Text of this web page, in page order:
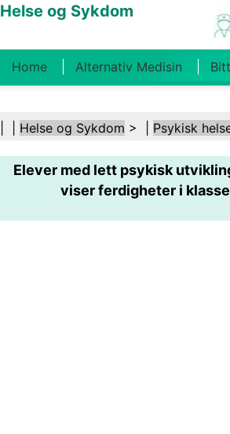
Helse og Sykdom
Home Alternativ Medisin
Kosthold Og Ernæring
Helsebransjen Psykisk Helse
Helse og Sykdom > | Psykisk
Elever med lett psykisk
viser ferdigheter i